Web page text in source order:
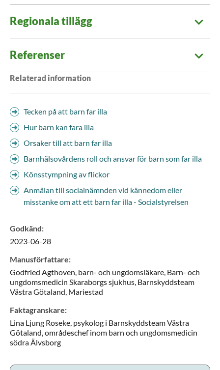
Regionala tillägg
Referenser
Relaterad information
Tecken på att barn far illa
Hur barn kan fara illa
Orsaker till att barn far illa
Barnhälsovårdens roll och ansvar för barn som far illa
Könsstympning av flickor
Anmälan till socialnämnden vid kännedom eller
misstanke om att ett barn far illa - Socialstyrelsen
Godkänd:
2023-06-28
Manusförfattare:
Godfried Agthoven, barn- och ungdomsläkare, Barn- och
ungdomsmedicin Skaraborgs sjukhus, Barnskyddsteam
Västra Götaland, Mariestad
Faktagranskare:
Lina Ljung Roseke, psykolog i Barnskyddsteam Västra
Götaland,områdeschef inom barn och ungdomsmedicin
södra Älvsborg